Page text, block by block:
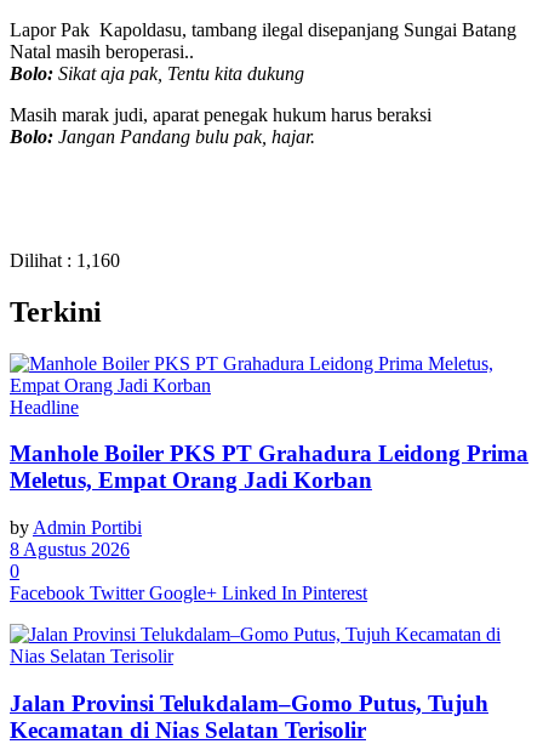
Lapor Pak Kapoldasu, tambang ilegal disepanjang Sungai Batang
Natal masih beroperasi..
Bolo: Sikat aja pak, Tentu kita dukung
Masih marak judi, aparat penegak hukum harus beraksi
Bolo: Jangan Pandang bulu pak, hajar.
Dilihat : 1,160
Terkini
Headline
Manhole Boiler PKS PT Grahadura Leidong Prima
Meletus, Empat Orang Jadi Korban
by Admin Portibi
8 Agustus 2026
0
Facebook Twitter Google+ Linked In Pinterest
Jalan Provinsi Telukdalam–Gomo Putus, Tujuh
Kecamatan di Nias Selatan Terisolir